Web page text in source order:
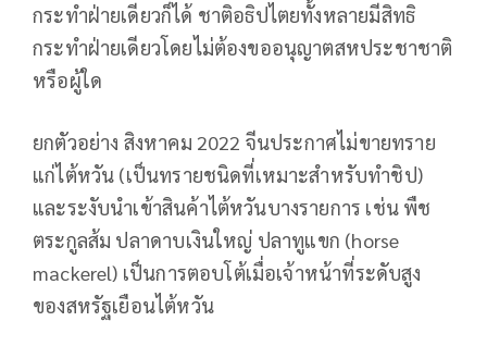
กระทำฝ่ายเดียวก็ได้ ชาติอธิปไตยทั้งหลายมีสิทธิ
กระทำฝ่ายเดียวโดยไม่ต้องขออนุญาตสหประชาชาติ
หรือผู้ใด
ยกตัวอย่าง สิงหาคม 2022 จีนประกาศไม่ขายทราย
แก่ไต้หวัน (เป็นทรายชนิดที่เหมาะสำหรับทำชิป)
และระงับนำเข้าสินค้าไต้หวันบางรายการ เช่น พืช
ตระกูลส้ม ปลาดาบเงินใหญ่ ปลาทูแขก (horse
mackerel) เป็นการตอบโต้เมื่อเจ้าหน้าที่ระดับสูง
ของสหรัฐเยือนไต้หวัน